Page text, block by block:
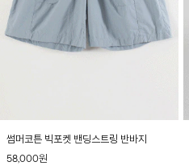
썸머코튼 빅포켓 밴딩스트링 반바지
58,000원